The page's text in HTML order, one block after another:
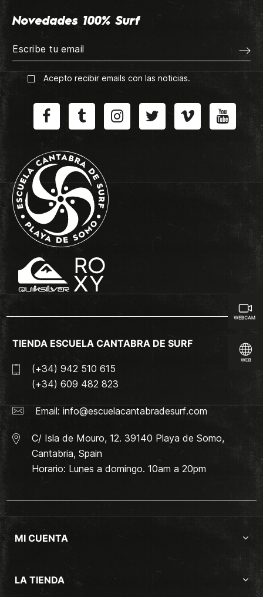
Novedades 100% Surf
Acepto recibir emails con las noticias.
TIENDA ESCUELA CANTABRA DE SURF
(+34) 942 510 615
(+34) 609 482 823
Email: info@escuelacantabradesurf.com
C/ Isla de Mouro, 12. 39140 Playa de Somo,
Cantabria, Spain
Horario: Lunes a domingo. 10am a 20pm
MI CUENTA
LA TIENDA